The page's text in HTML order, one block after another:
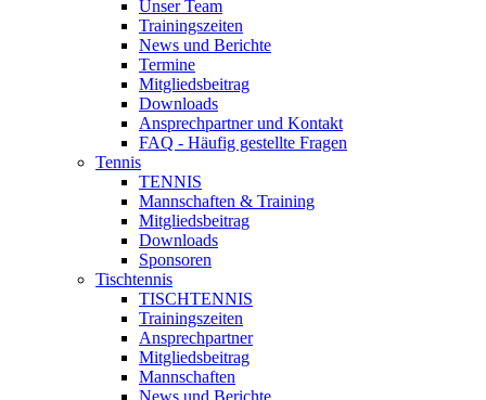
Unser Team
Trainingszeiten
News und Berichte
Termine
Mitgliedsbeitrag
Downloads
Ansprechpartner und Kontakt
FAQ - Häufig gestellte Fragen
Tennis
TENNIS
Mannschaften & Training
Mitgliedsbeitrag
Downloads
Sponsoren
Tischtennis
TISCHTENNIS
Trainingszeiten
Ansprechpartner
Mitgliedsbeitrag
Mannschaften
News und Berichte